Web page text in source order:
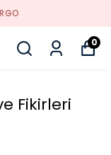
0
Fikirleri